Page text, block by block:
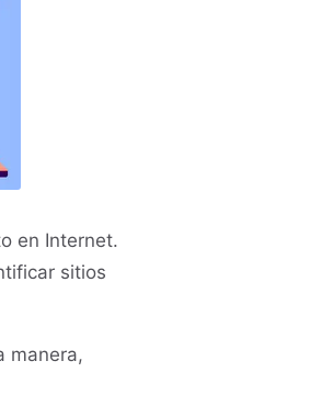
en Internet.
sitios
manera,